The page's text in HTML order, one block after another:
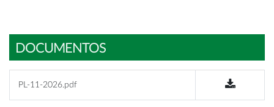
DOCUMENTOS
PL-11-2026.pdf